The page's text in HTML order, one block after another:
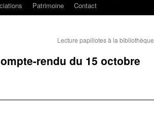
Patrimoine Contact
Lecture papillotes à la bibliothèque
rendu du 15 octobre